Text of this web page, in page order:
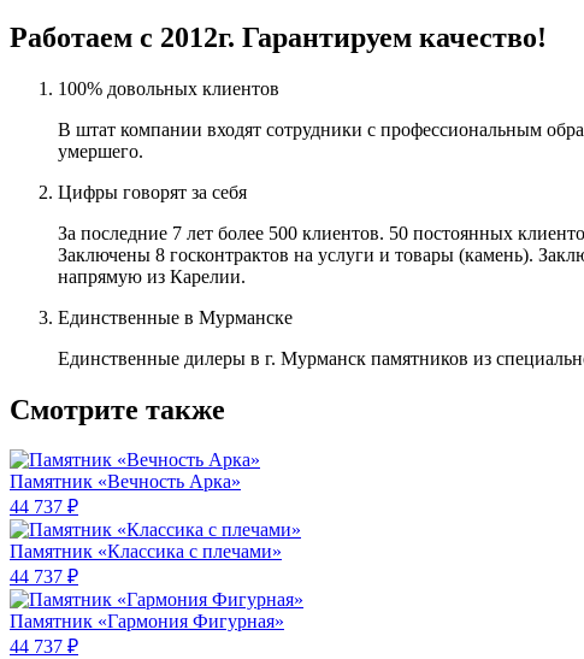
Работаем с 2012г. Гарантируем качество!
100% довольных клиентов
В штат компании входят сотрудники с профессиональным
умершего.
Цифры говорят за себя
За последние 7 лет более 500 клиентов. 50 постоянных
Заключены 8 госконтрактов на услуги и товары (камень).
напрямую из Карелии.
Единственные в Мурманске
Единственные дилеры в г. Мурманск памятников из
Смотрите также
Памятник «Вечность Арка»
44 737 ₽
Памятник «Классика c плечами»
44 737 ₽
Памятник «Гармония Фигурная»
44 737 ₽